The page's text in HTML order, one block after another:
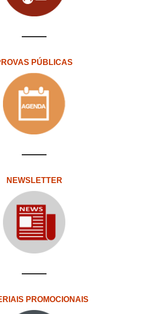
PÚBLICAS
NEWSLETTER
PROMOCIONAIS